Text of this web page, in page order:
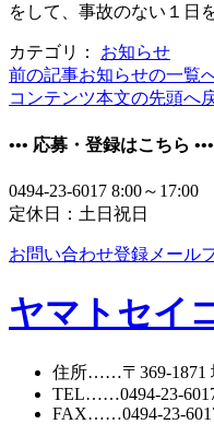
をして、事故のない１日
カテゴリ： お知らせ
前の記事お知らせの一覧
コンテンツ本文の先頭へ
••• 応募・登録はこちら •••
0494-23-6017 8:00～17:00
定休日：土日祝日
お問い合わせ登録メール
ヤマトセイ
住所……〒369-1871
TEL……0494-23-
FAX……0494-23-